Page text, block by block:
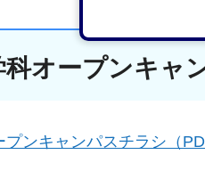
科オープンキャ
ンキャンパスチラシ（